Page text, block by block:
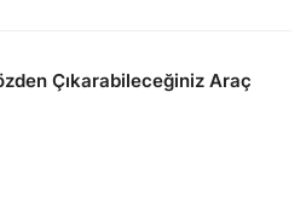
Çıkarabileceğiniz Araç